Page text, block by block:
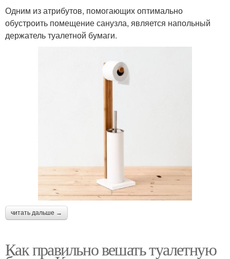
Одним из атрибутов, помогающих оптимально
обустроить помещение санузла, является напольный
держатель туалетной бумаги.
читать дальше →
Как правильно вешать туалетную